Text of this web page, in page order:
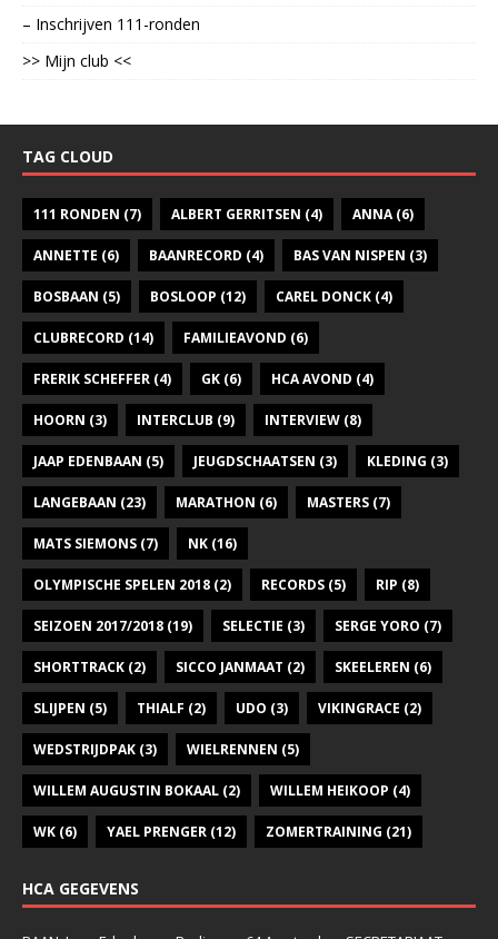
– Inschrijven 111-ronden
>> Mijn club <<
TAG CLOUD
111 RONDEN (7) ALBERT GERRITSEN (4) ANNA(6)
ANNETTE (6) BAANRECORD (4) BAS VAN NISPEN (3)
BOSBAAN (5) BOSLOOP (12) CAREL DONCK (4)
CLUBRECORD (14) FAMILIEAVOND (6)
FRERIK SCHEFFER (4) GK (6) HCA AVOND (4)
HOORN (3) INTERCLUB (9) INTERVIEW (8)
JAAP EDENBAAN (5) JEUGDSCHAATSEN (3) KLEDING (3)
LANGEBAAN (23) MARATHON (6) MASTERS (7)
MATS SIEMONS (7) NK (16)
OLYMPISCHE SPELEN 2018 (2) RECORDS (5) RIP (8)
SEIZOEN 2017/2018 (19) SELECTIE (3) SERGE YORO (7)
SHORTTRACK (2) SICCO JANMAAT (2) SKEELEREN (6)
SLIJPEN (5) THIALF (2) UDO (3) VIKINGRACE (2)
WEDSTRIJDPAK (3) WIELRENNEN (5)
WILLEM AUGUSTIN BOKAAL (2) WILLEM HEIKOOP (4)
WK (6) YAEL PRENGER (12) ZOMERTRAINING (21)
HCA GEGEVENS